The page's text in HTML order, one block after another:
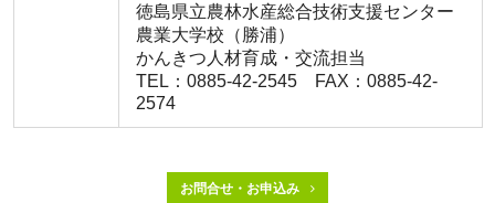
徳島県立農林水産総合技術支援センター
農業大学校（勝浦）
かんきつ人材育成・交流担当
TEL：0885-42-2545 FAX：0885-42-
2574
お問合せ・お申込み